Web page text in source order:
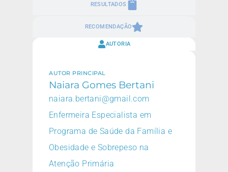
RESULTADOS
RECOMENDAÇÃO
AUTORIA
AUTOR PRINCIPAL
Naiara Gomes Bertani
naiara.bertani@gmail.com
Enfermeira Especialista em
Programa de Saúde da Família e
Obesidade e Sobrepeso na
Atenção Primária